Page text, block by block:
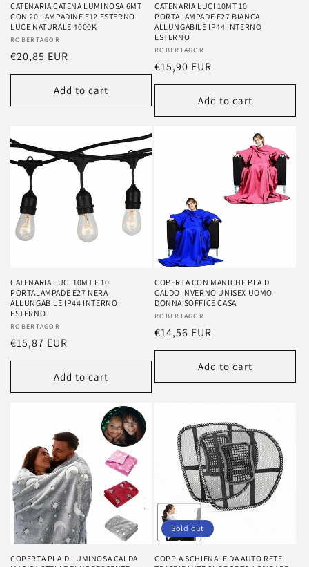
CATENARIA CATENA LUMINOSA 6MT
CON 20 LAMPADINE E12 ESTERNO
LUCE NATURALE 4000K
Vendor:
ROBERTAGOR
Regular
price
€20,85 EUR
Add to cart
CATENARIA LUCI 10MT 10
PORTALAMPADE E27 BIANCA
ALLUNGABILE IP44 INTERNO
ESTERNO
Vendor:
ROBERTAGOR
Regular
price
€15,90 EUR
Add to cart
CATENARIA LUCI 10MT E 10
PORTALAMPADE E27 NERA
ALLUNGABILE IP44 INTERNO
ESTERNO
Vendor:
ROBERTAGOR
Regular
price
€15,87 EUR
Add to cart
COPERTA CON MANICHE PLAID
CALDO INVERNO UNISEX UOMO
DONNA SOFFICE CASA
Vendor:
ROBERTAGOR
Regular
price
€14,56 EUR
Add to cart
COPERTA PLAID LUMINOSA CALDA
Sold out
COPPIA SCHIENALE DA AUTO RETE